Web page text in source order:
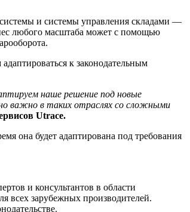
и системы управления складами —
любого масштаба может с помощью
к законодательным
наше решение под новые
важно в таких отраслях со сложными
Utrace.
она будет адаптирована под требования
и консультантов в области
всех зарубежных производителей.